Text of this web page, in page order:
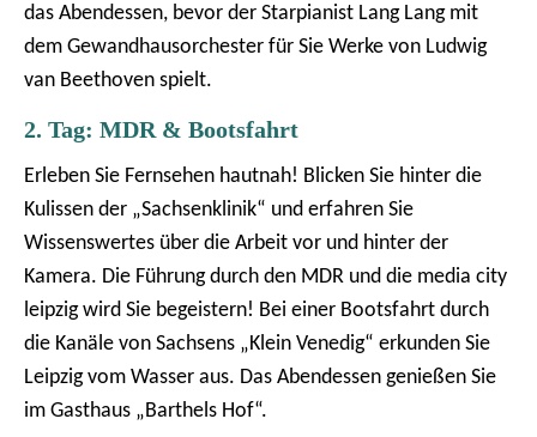
das Abendessen, bevor der Starpianist Lang Lang mit
dem Gewandhausorchester für Sie Werke von Ludwig
van Beethoven spielt.
2. Tag: MDR & Bootsfahrt
Erleben Sie Fernsehen hautnah! Blicken Sie hinter die
Kulissen der „Sachsenklinik“ und erfahren Sie
Wissenswertes über die Arbeit vor und hinter der
Kamera. Die Führung durch den MDR und die media city
leipzig wird Sie begeistern! Bei einer Bootsfahrt durch
die Kanäle von Sachsens „Klein Venedig“ erkunden Sie
Leipzig vom Wasser aus. Das Abendessen genießen Sie
im Gasthaus „Barthels Hof“.